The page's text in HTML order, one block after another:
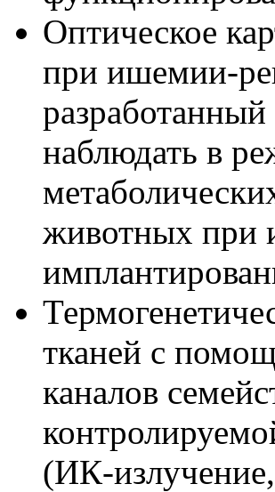
Оптическое
при ишемии-
разработанный
наблюдать в
животных при
тканей с
каналов
(ИК-